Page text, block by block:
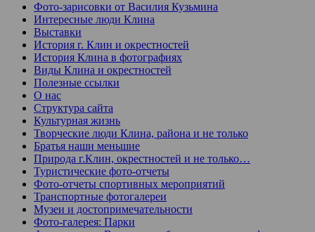
Фото-зарисовки от Василия Кузьмина
Интересные люди Клина
Выставки
История г. Клин и окрестностей
История Клина в фотографиях
Виды Клина и окрестностей
Полезные ссылки
О нас
Структура сайта
Культурная жизнь
Творческие люди Клина, района и не только
Братья наши меньшие
Природа г.Клин, окрестностей и не только…
Туристические фото-отчеты
Фото-отчеты спортивных мероприятий
Транспортные фотогалереи
Музеи и достопримечательности
Фото-галерея: Парки